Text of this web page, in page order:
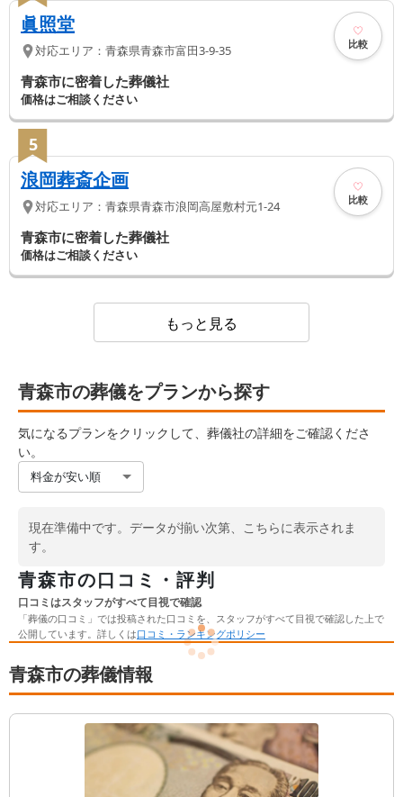
眞照堂
対応エリア： 青森県青森市富田3-9-35 比較
青森市に密着した葬儀社
価格はご相談ください
5
浪岡葬斎企画
対応エリア： 青森県青森市浪岡高屋敷村元1-24 比較
青森市に密着した葬儀社
価格はご相談ください
もっと見る
青森市の葬儀をプランから探す
気になるプランをクリックして、葬儀社の詳細をご確認くださ
い。
料金が安い順
現在準備中です。データが揃い次第、こちらに表示されま
す。
青森市の口コミ・評判
口コミはスタッフがすべて目視で確認
「葬儀の口コミ」では投稿された口コミを、スタッフがすべて目視で確認した上で
公開しています。詳しくは口コミ・ランキングポリシー
口
コ
ミ
青森市の葬儀情報